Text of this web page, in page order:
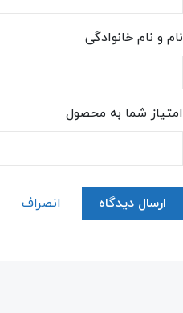
نام و نام خانوادگی
امتیاز شما به محصول
ارسال دیدگاه انصراف